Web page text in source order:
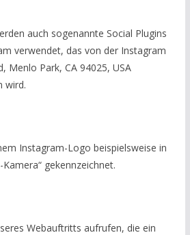
auch sogenannte Social Plugins
verwendet, das von der Instagram
Menlo Park, CA 94025, USA
wird.
Instagram-Logo beispielsweise in
gekennzeichnet.
Webauftritts aufrufen, die ein